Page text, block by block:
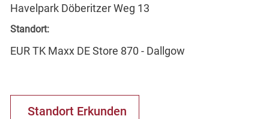
Havelpark Döberitzer Weg 13
Standort:
EUR TK Maxx DE Store 870 - Dallgow
Standort Erkunden